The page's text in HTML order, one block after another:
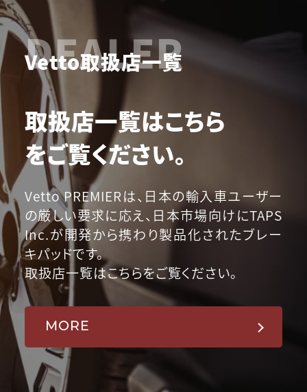
DEALER
Vetto取扱店一覧
取扱店一覧はこちら
をご覧ください。
Vetto PREMIERは、日本の輸入車ユーザー
の厳しい要求に応え、日本市場向けにTAPS
Inc.が開発から携わり製品化されたブレー
キパッドです。
取扱店一覧はこちらをご覧ください。
MORE